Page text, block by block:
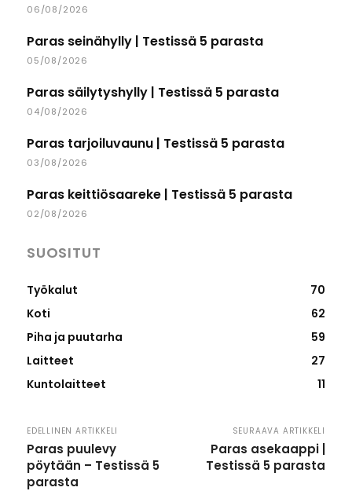
06/08/2026
Paras seinähylly | Testissä 5 parasta
05/08/2026
Paras säilytyshylly | Testissä 5 parasta
04/08/2026
Paras tarjoiluvaunu | Testissä 5 parasta
03/08/2026
Paras keittiösaareke | Testissä 5 parasta
02/08/2026
SUOSITUT
Työkalut
70
Koti
62
Piha ja puutarha
59
Laitteet
27
Kuntolaitteet
11
EDELLINEN ARTIKKELI
Paras puulevy
pöytään – Testissä 5
parasta
SEURAAVA ARTIKKELI
Paras asekaappi |
Testissä 5 parasta